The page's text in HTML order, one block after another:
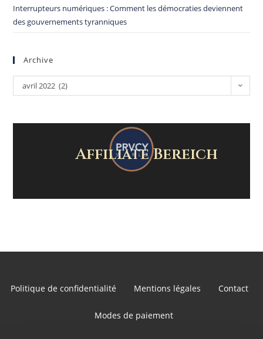
Interrupteurs numériques : Comment les démocraties deviennent
des gouvernements tyranniques
Archive
avril 2022 (2)
Affiliate Bereich
Politique de confidentialité Mentions légales Contact
Modes de paiement